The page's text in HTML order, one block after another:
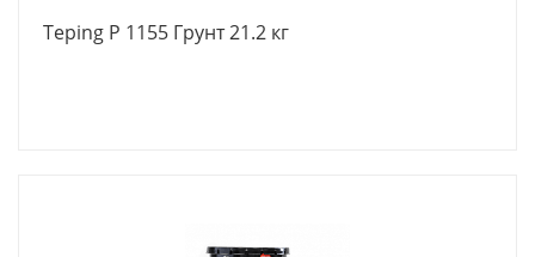
Teping Р 1155 Грунт 21.2 кг